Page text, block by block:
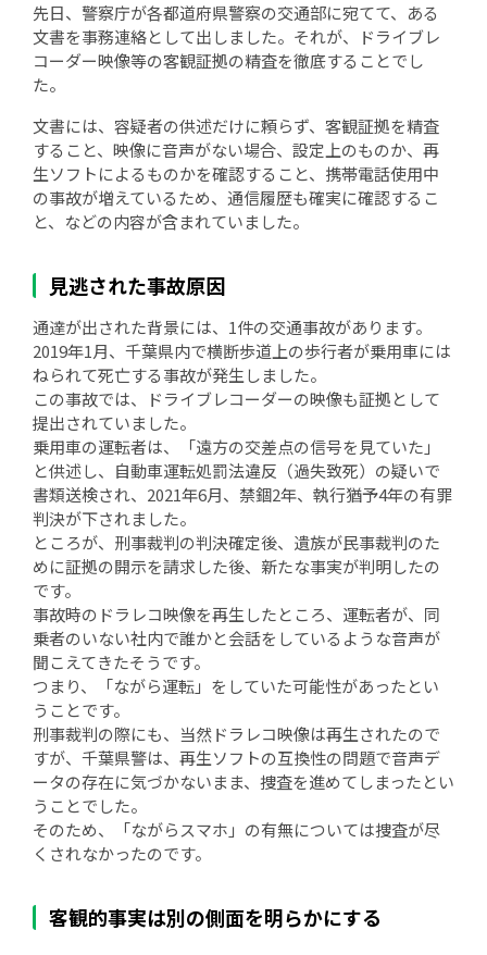
先日、警察庁が各都道府県警察の交通部に宛てて、ある
文書を事務連絡として出しました。それが、ドライブレ
コーダー映像等の客観証拠の精査を徹底することでし
た。
文書には、容疑者の供述だけに頼らず、客観証拠を精査
すること、映像に音声がない場合、設定上のものか、再
生ソフトによるものかを確認すること、携帯電話使用中
の事故が増えているため、通信履歴も確実に確認するこ
と、などの内容が含まれていました。
見逃された事故原因
通達が出された背景には、1件の交通事故があります。
2019年1月、千葉県内で横断歩道上の歩行者が乗用車には
ねられて死亡する事故が発生しました。
この事故では、ドライブレコーダーの映像も証拠として
提出されていました。
乗用車の運転者は、「遠方の交差点の信号を見ていた」
と供述し、自動車運転処罰法違反（過失致死）の疑いで
書類送検され、2021年6月、禁錮2年、執行猶予4年の有罪
判決が下されました。
ところが、刑事裁判の判決確定後、遺族が民事裁判のた
めに証拠の開示を請求した後、新たな事実が判明したの
です。
事故時のドラレコ映像を再生したところ、運転者が、同
乗者のいない社内で誰かと会話をしているような音声が
聞こえてきたそうです。
つまり、「ながら運転」をしていた可能性があったとい
うことです。
刑事裁判の際にも、当然ドラレコ映像は再生されたので
すが、千葉県警は、再生ソフトの互換性の問題で音声デ
ータの存在に気づかないまま、捜査を進めてしまったとい
うことでした。
そのため、「ながらスマホ」の有無については捜査が尽
くされなかったのです。
客観的事実は別の側面を明らかにする